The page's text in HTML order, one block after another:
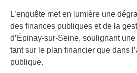
L’enquête met en lumière une
des finances publiques et de la
d’Épinay-sur-Seine, soulignant
tant sur le plan financier que dans
publique.